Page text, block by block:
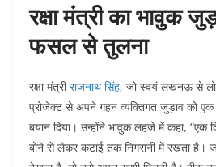
रक्षा मंत्री का भावुक
फसल से तुलना
रक्षा मंत्रीराजनाथ सिंह, जो स्वयं लखनऊ से
प्रोजेक्ट से अपने गहन व्यक्तिगत जुड़ाव को
बयान दिया। उन्होंने भावुक लहजे में कहा,
बोने से लेकर कटाई तक निगरानी में रखता है।